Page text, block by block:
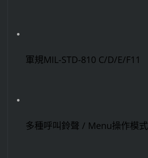
軍規MIL-STD-810 C/D/E/F11
多種呼叫鈴聲 / Menu操作模式